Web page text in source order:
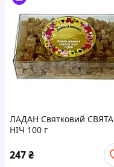
ЛАДАН Святковий СВЯТА
НІЧ 100 г
247₴